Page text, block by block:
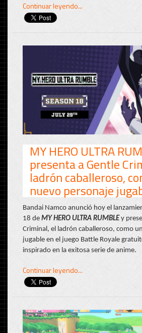
Continuar leyendo...
MY HERO ULTRA
presenta a Gentle
ladrón caballeroso,
nuevo personaje
Bandai Namco anunció hoy el
18 de MY HERO ULTRA RUMBLEy
Criminal, el ladrón caballeroso, como
jugable en el juego Battle Royale
inspirado en la exitosa serie de anime.
Continuar leyendo...